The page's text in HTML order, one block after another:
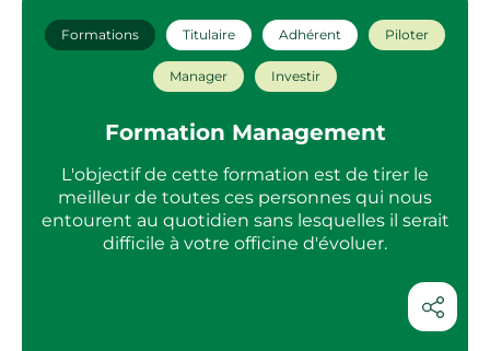
Formations Titulaire Adhérent Piloter
Manager Investir
Formation Management
L'objectif de cette formation est de tirer le
meilleur de toutes ces personnes qui nous
entourent au quotidien sans lesquelles il serait
difficile à votre officine d'évoluer.